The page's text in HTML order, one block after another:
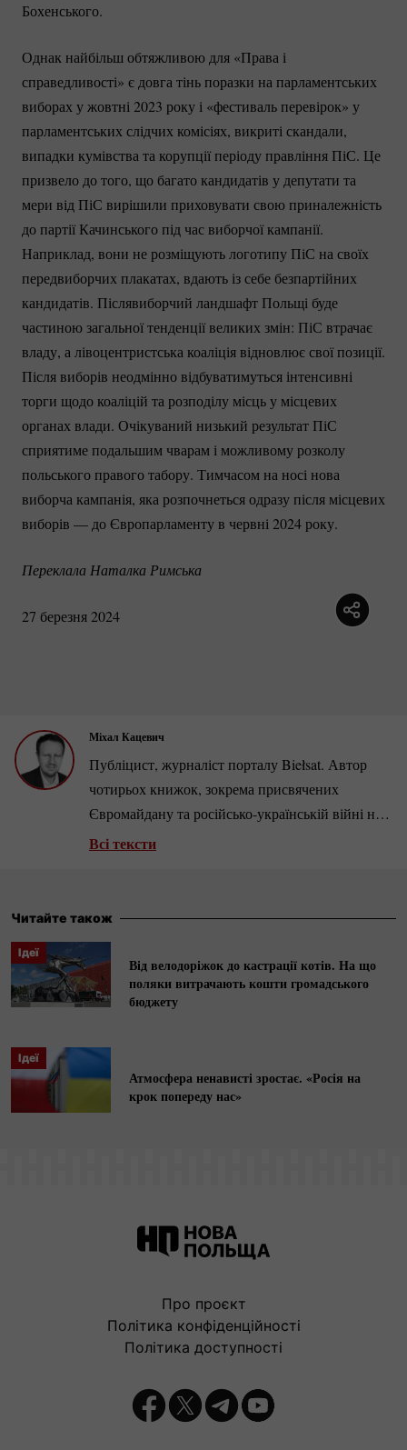
Бохенського.
Однак найбільш обтяжливою для «Права і
справедливості» є довга тінь поразки на парламентських
виборах у жовтні 2023 року і «фестиваль перевірок» у
парламентських слідчих комісіях, викриті скандали,
випадки кумівства та корупції періоду правління ПіС. Це
призвело до того, що багато кандидатів у депутати та
мери від ПіС вирішили приховувати свою приналежність
до партії Качинського під час виборчої кампанії.
Наприклад, вони не розміщують логотипу ПіС на своїх
передвиборчих плакатах, вдають із себе безпартійних
кандидатів. Післявиборчий ландшафт Польщі буде
частиною загальної тенденції великих змін: ПіС втрачає
владу, а лівоцентристська коаліція відновлює свої позиції.
Після виборів неодмінно відбуватимуться інтенсивні
торги щодо коаліцій та розподілу місць у місцевих
органах влади. Очікуваний низький результат ПіС
сприятиме подальшим чварам і можливому розколу
польського правого табору. Тимчасом на носі нова
виборча кампанія, яка розпочнеться одразу після місцевих
виборів — до Європарламенту в червні 2024 року.
Переклала Наталка Римська
27 березня 2024
Міхал Кацевич
Публіцист, журналіст порталу Biełsat. Автор
чотирьох книжок, зокрема присвячених
Євромайдану та російсько-українській війні на
Донбасі. У
Європи.
Всі тексти
Читайте також
Ідеї
Від велодоріжок до кастрації котів. На що
поляки витрачають кошти громадського
бюджету
Ідеї
Атмосфера ненависті зростає. «Росія на
крок попереду нас»
Про проєкт
Політика конфіденційності
Політика доступності